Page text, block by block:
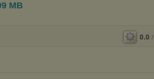
MB
0.0 /